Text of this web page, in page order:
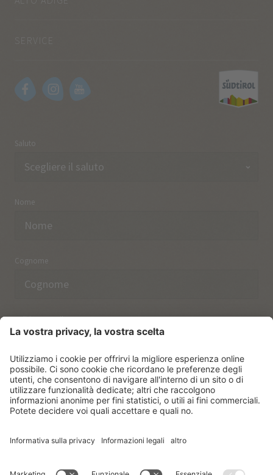
Saluto
Nome
Cognome
Indirizzo email
Ho preso nota delle norme sulla protezione dei dati.